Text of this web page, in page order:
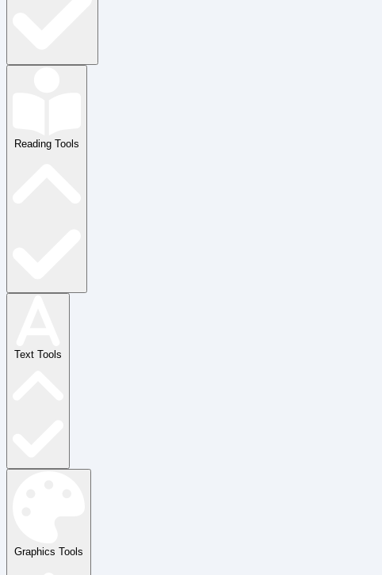
Reading Tools
Text Tools
Graphics Tools